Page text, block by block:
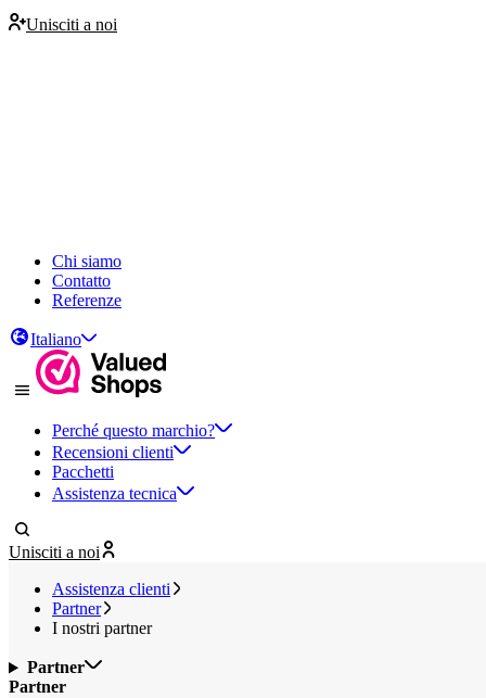
Unisciti a noi
Chi siamo
Contatto
Referenze
Italiano
Perché questo marchio?
Recensioni clienti
Pacchetti
Assistenza tecnica
Unisciti a noi
Assistenza clienti
Partner
I nostri partner
Partner
Partner